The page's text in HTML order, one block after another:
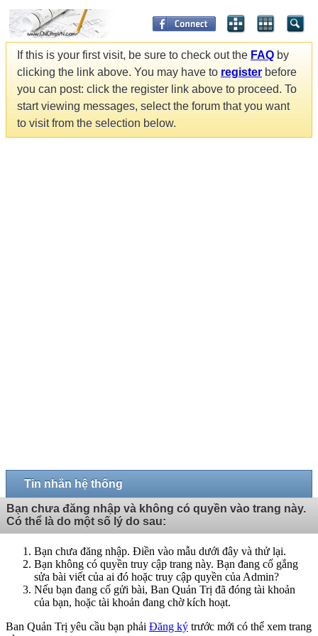
If this is your first visit, be sure to check out the FAQ by
clicking the link above. You may have to register before
you can post: click the register link above to proceed. To
start viewing messages, select the forum that you want
to visit from the selection below.
Tin nhắn hệ thống
Bạn chưa đăng nhập và không có quyền vào trang này.
Có thể là do một số lý do sau:
Bạn chưa đăng nhập. Điền vào mẫu dưới đây và thử lại.
Bạn không có quyền truy cập trang này. Bạn đang cố gắng
sửa bài viết của ai đó hoặc truy cập quyền của Admin?
Nếu bạn đang cố gửi bài, Ban Quản Trị đã đóng tài khoản
của bạn, hoặc tài khoản đang chờ kích hoạt.
Ban Quản Trị yêu cầu bạn phải Đăng ký trước mới có thể xem trang